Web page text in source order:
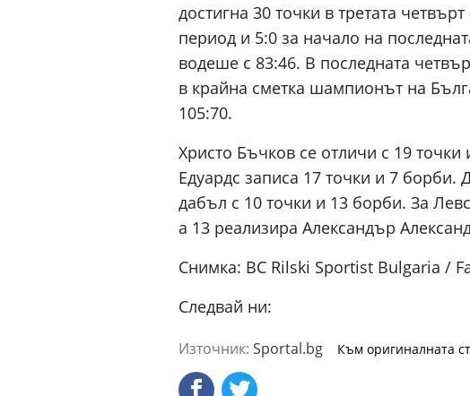
достигна 30 точки в третата
период и 5:0 за начало на
водеше с 83:46. В последната
в крайна сметка шампионът на
105:70.
Христо Бъчков се отличи с 19
Едуардс записа 17 точки и 7
дабъл с 10 точки и 13 борби. За
а 13 реализира Александър
Снимка: BC Rilski Sportist Bulgaria /
Следвай ни:
Източник: Sportal.bg Към оригиналната